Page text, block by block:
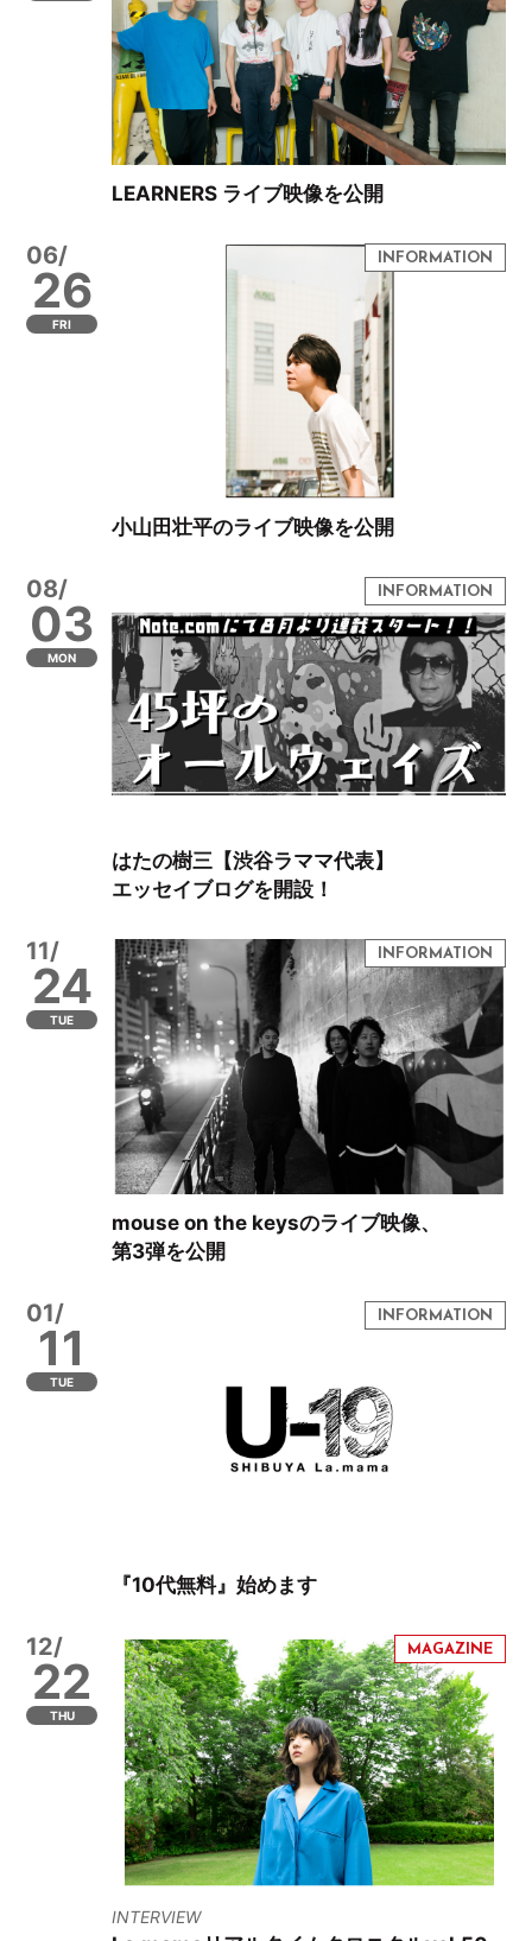
LEARNERS ライブ映像を公開
06/
26
FRI
小山田壮平のライブ映像を公開
08/
03
MON
はたの樹三【渋谷ラママ代表】
エッセイブログを開設！
11/
24
TUE
mouse on the keysのライブ映像、
第3弾を公開
01/
11
TUE
『10代無料』始めます
12/
22
THU
INTERVIEW